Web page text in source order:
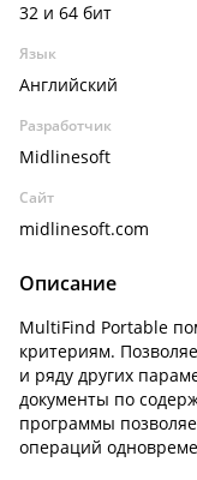
32 и 64 бит
Язык
Английский
Разработчик
Midlinesoft
Сайт
midlinesoft.com
Описание
MultiFind Portable
критериям.
и ряду других
документы по
программы
операций